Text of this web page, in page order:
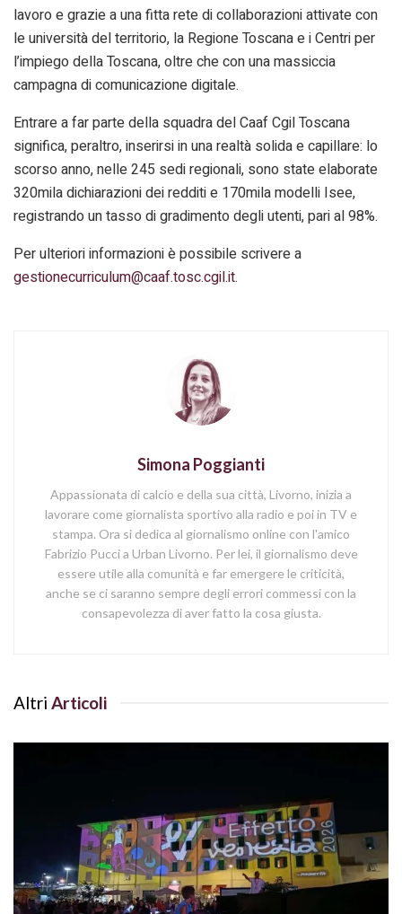
lavoro e grazie a una fitta rete di collaborazioni attivate con
le università del territorio, la Regione Toscana e i Centri per
l’impiego della Toscana, oltre che con una massiccia
campagna di comunicazione digitale.
Entrare a far parte della squadra del Caaf Cgil Toscana
significa, peraltro, inserirsi in una realtà solida e capillare: lo
scorso anno, nelle 245 sedi regionali, sono state elaborate
320mila dichiarazioni dei redditi e 170mila modelli Isee,
registrando un tasso di gradimento degli utenti, pari al 98%.
Per ulteriori informazioni è possibile scrivere a
gestionecurriculum@caaf.tosc.cgil.it.
Simona Poggianti
Appassionata di calcio e della sua città, Livorno, inizia a
lavorare come giornalista sportivo alla radio e poi in TV e
stampa. Ora si dedica al giornalismo online con l'amico
Fabrizio Pucci a Urban Livorno. Per lei, il giornalismo deve
essere utile alla comunità e far emergere le criticità,
anche se ci saranno sempre degli errori commessi con la
consapevolezza di aver fatto la cosa giusta.
Altri Articoli